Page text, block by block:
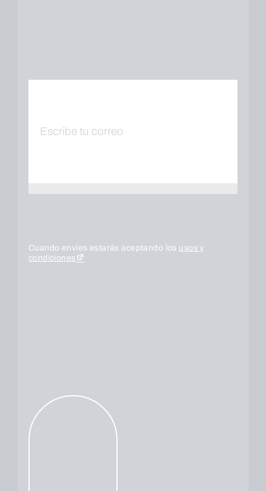
Cuando envíes estarás aceptando los usos y
condiciones